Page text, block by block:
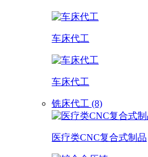
车床代工
车床代工
铣床代工 (8)
医疗类CNC复合式制品